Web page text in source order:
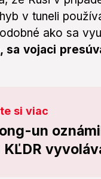
v tuneli
ako sa
sa vojaci
si viac
un